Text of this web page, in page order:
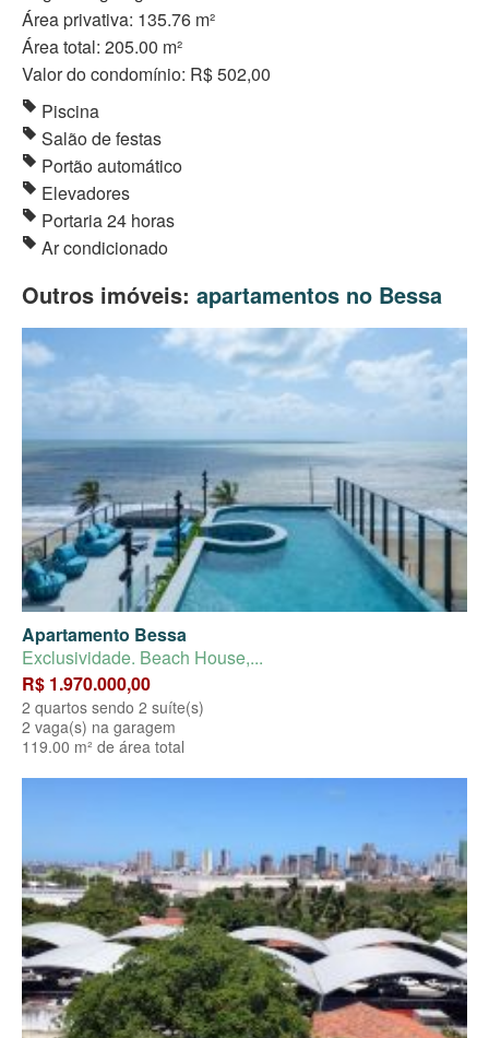
Área privativa: 135.76 m²
Área total: 205.00 m²
Valor do condomínio: R$ 502,00
Piscina
Salão de festas
Portão automático
Elevadores
Portaria 24 horas
Ar condicionado
Outros imóveis: apartamentos no Bessa
Apartamento Bessa
Exclusividade. Beach House,...
R$ 1.970.000,00
2 quartos sendo 2 suíte(s)
2 vaga(s) na garagem
119.00 m² de área total